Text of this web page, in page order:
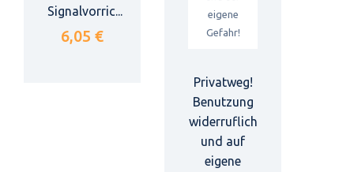
Signalvorric...
6,05 €
Privatweg!
Benutzung
widerruflich
und auf
eigene